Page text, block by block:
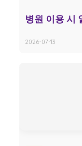
병원 이용 시
2026-07-13